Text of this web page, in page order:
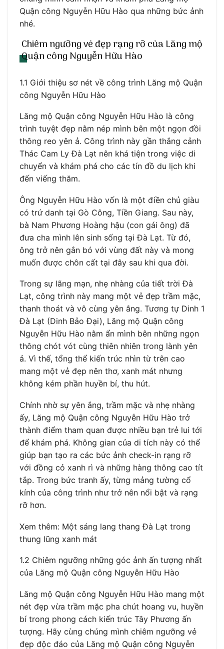
Quận công Nguyễn Hữu Hào qua những bức ảnh
nhé.
Chiêm ngưỡng vẻ đẹp rạng rỡ của Lăng mộ
Quận công Nguyễn Hữu Hào
1.1 Giới thiệu sơ nét về công trình Lăng mộ Quận
công Nguyễn Hữu Hào
Lăng mộ Quận công Nguyễn Hữu Hào là công
trình tuyệt đẹp nằm nép mình bên một ngọn đồi
thông reo yên ả. Công trình này gần thắng cảnh
Thác Cam Ly Đà Lạt nên khá tiện trong việc di
chuyển và khám phá cho các tín đồ du lịch khi
đến viếng thăm.
Ông Nguyễn Hữu Hào vốn là một điền chủ giàu
có trứ danh tại Gò Công, Tiền Giang. Sau này,
bà Nam Phương Hoàng hậu (con gái ông) đã
đưa cha mình lên sinh sống tại Đà Lạt. Từ đó,
ông trở nên gắn bó với vùng đất này và mong
muốn được chôn cất tại đây sau khi qua đời.
Trong sự lãng mạn, nhẹ nhàng của tiết trời Đà
Lạt, công trình này mang một vẻ đẹp trầm mặc,
thanh thoát và vô cùng yên ắng. Tương tự Dinh 1
Đà Lạt (Dinh Bảo Đại), Lăng mộ Quận công
Nguyễn Hữu Hào nằm ẩn mình bên những ngọn
thông chót vót cùng thiên nhiên trong lành yên
ả. Vì thế, tổng thể kiến trúc nhìn từ trên cao
mang một vẻ đẹp nên thơ, xanh mát nhưng
không kém phần huyền bí, thu hút.
Chính nhờ sự yên ắng, trầm mặc và nhẹ nhàng
ấy, Lăng mộ Quận công Nguyễn Hữu Hào trở
thành điểm tham quan được nhiều bạn trẻ lui tới
để khám phá. Không gian của di tích này có thể
giúp bạn tạo ra các bức ảnh check-in rạng rỡ
với đồng cỏ xanh rì và những hàng thông cao tít
tắp. Trong bức tranh ấy, từng mảng tường cổ
kính của công trình như trở nên nổi bật và rạng
rỡ hơn.
Xem thêm: Một sáng lang thang Đà Lạt trong
thung lũng xanh mát
1.2 Chiêm ngưỡng những góc ảnh ấn tượng nhất
của Lăng mộ Quận công Nguyễn Hữu Hào
Lăng mộ Quận công Nguyễn Hữu Hào mang một
nét đẹp vừa trầm mặc pha chút hoang vu, huyền
bí trong phong cách kiến trúc Tây Phương ấn
tượng. Hãy cùng chúng mình chiêm ngưỡng vẻ
đẹp độc đáo của Lăng mộ Quận công Nguyễn